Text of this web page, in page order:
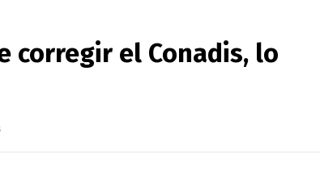
corregir el Conadis, lo